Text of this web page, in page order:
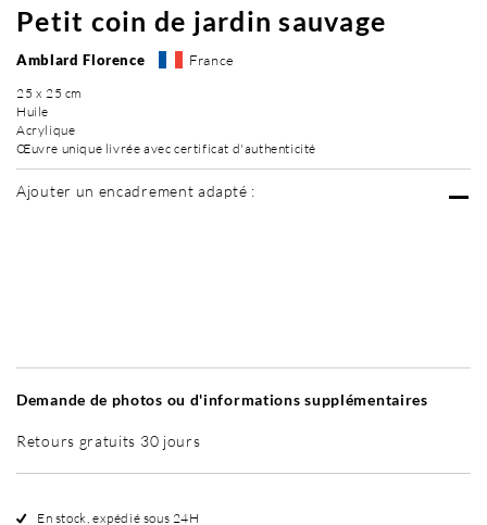
Petit coin de jardin sauvage
Amblard Florence France
25 x 25 cm
Huile
Acrylique
Œuvre unique livrée avec certificat d'authenticité
Ajouter un encadrement adapté :
Demande de photos ou d'informations supplémentaires
Retours gratuits 30 jours
En stock, expédié sous 24H